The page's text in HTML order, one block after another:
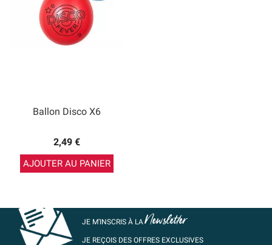
Ballon Disco X6
2,49 €
AJOUTER AU PANIER
JE M’INSCRIS À LANewsletter
JE REÇOIS DES OFFRES EXCLUSIVES